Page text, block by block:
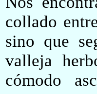
collado
sino que
valleja
cómodo